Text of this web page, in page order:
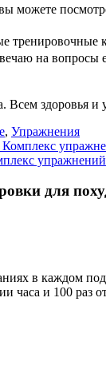
можете
на вопросы
Всем здоровья и
, Упражнения
для
в каждом
часа и 100 раз